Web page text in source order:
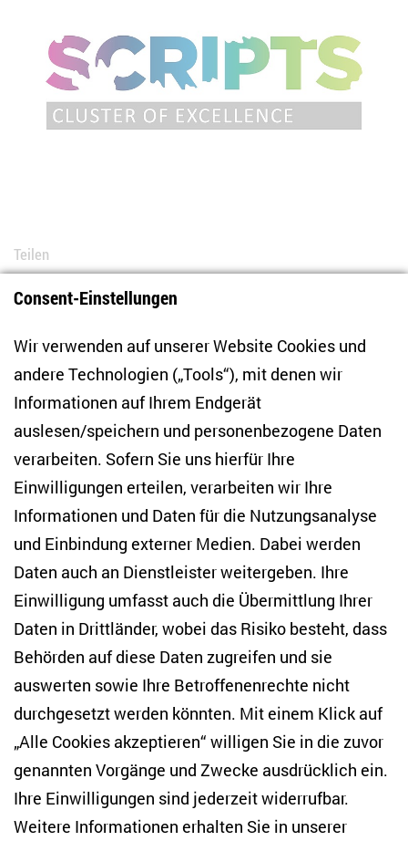
Teilen
BlueskyLinkedInFacebook
Zentrum für Osteuropa- und internationale
Studien
Anton-Wilhelm-Amo-Str. 60
10117 Berlin
Tel. +49 (30) 2005949-17
info(at)zois-berlin(dot)de
NEWSLETTER
E-Mail-Adresse eingeben*
Ich möchte regelmäßig über aktuelle Themen,
werden. Ich bin zudem damit einverstanden, dass meine
Interaktionen mit den Newslettern gemessen werden (z. B.
Öffnung der E-Mail, angeklickte Links), sodass das ZOiS den
Newsletter optimieren und weiterhin möglichst relevante
Consent-Einstellungen
Wir verwenden auf unserer Website Cookies und
andere Technologien („Tools“), mit denen wir
Informationen auf Ihrem Endgerät
auslesen/speichern und personenbezogene Daten
verarbeiten. Sofern Sie uns hierfür Ihre
Einwilligungen erteilen, verarbeiten wir Ihre
Informationen und Daten für die Nutzungsanalyse
und Einbindung externer Medien. Dabei werden
Daten auch an Dienstleister weitergeben. Ihre
Einwilligung umfasst auch die Übermittlung Ihrer
Daten in Drittländer, wobei das Risiko besteht, dass
Behörden auf diese Daten zugreifen und sie
auswerten sowie Ihre Betroffenenrechte nicht
durchgesetzt werden könnten. Mit einem Klick auf
„Alle Cookies akzeptieren“ willigen Sie in die zuvor
genannten Vorgänge und Zwecke ausdrücklich ein.
Ihre Einwilligungen sind jederzeit widerrufbar.
Weitere Informationen erhalten Sie in unserer